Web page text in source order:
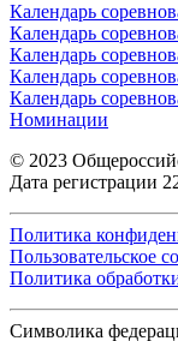
Календарь
Календарь
Календарь
Календарь
Календарь
Номинации
© 2023
Дата регистрации
Политика
Пользовательское
Политика
Символика